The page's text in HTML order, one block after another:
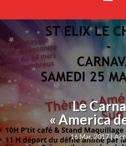
Le
« America
16 Mar, 2017